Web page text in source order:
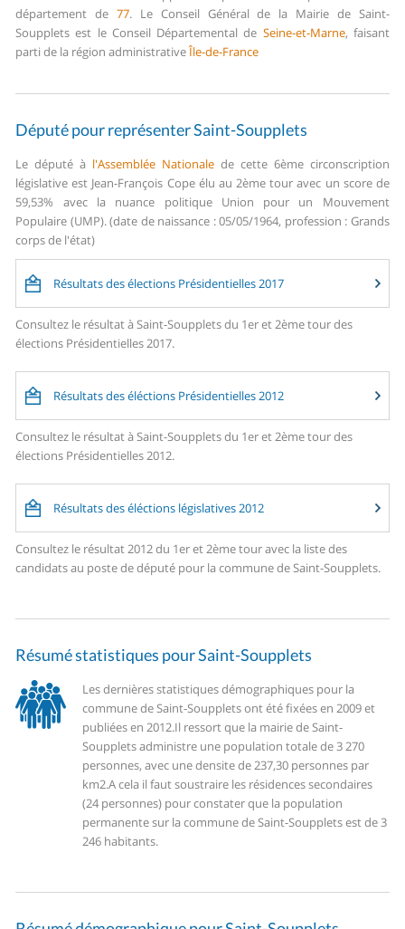
département de 77.Le Conseil Général de la Mairie de Saint-
Soupplets est le Conseil Départemental de Seine-et-Marne, faisant
parti de la région administrativeÎle-de-France
Député pour représenter Saint-Soupplets
Le député à l'Assemblée Nationale de cette 6ème circonscription
législative est Jean-François Cope élu au 2ème tour avec un score de
59,53% avec la nuance politique Union pour un Mouvement
Populaire (UMP). (date de naissance : 05/05/1964, profession : Grands
corps de l'état)
Résultats des élections Présidentielles 2017
Consultez le résultat à Saint-Soupplets du 1er et 2ème tour des
élections Présidentielles 2017.
Résultats des éléctions Présidentielles 2012
Consultez le résultat à Saint-Soupplets du 1er et 2ème tour des
élections Présidentielles 2012.
Résultats des éléctions législatives 2012
Consultez le résultat 2012 du 1er et 2ème tour avec la liste des
candidats au poste de député pour la commune de Saint-Soupplets.
Résumé statistiques pour Saint-Soupplets
Les dernières statistiques démographiques pour la
commune de Saint-Soupplets ont été fixées en 2009 et
publiées en 2012.Il ressort que la mairie de Saint-
Soupplets administre une population totale de 3 270
personnes, avec une densite de 237,30 personnes par
km2.A cela il faut soustraire les résidences secondaires
(24 personnes) pour constater que la population
permanente sur la commune de Saint-Soupplets est de 3
246 habitants.